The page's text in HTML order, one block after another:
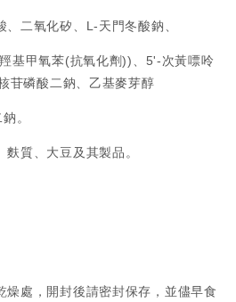
二氧化矽、L-天門冬酸鈉、
基甲氧苯(抗氧化劑))、5'-次黃嘌呤
苷磷酸二鈉、乙基麥芽醇
。
質、大豆及其製品。
燥處，開封後請密封保存，並儘早食